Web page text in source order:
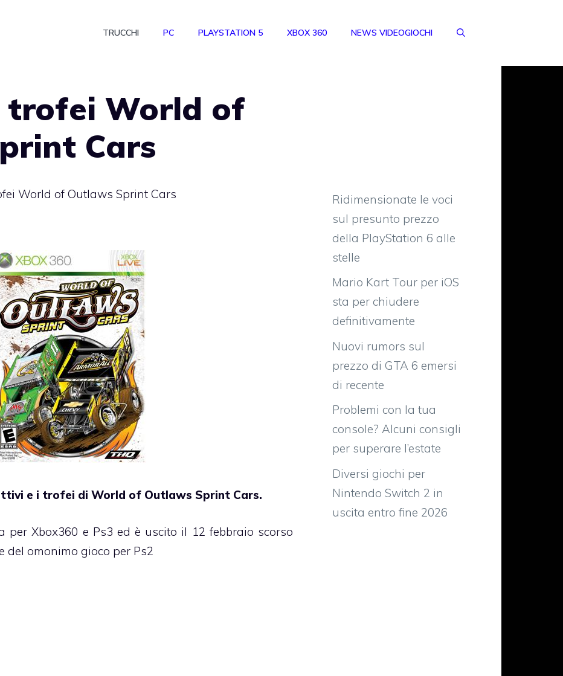
TRUCCHI PC PLAYSTATION 5 XBOX 360 NEWS VIDEOGIOCHI
trofei World of
Cars
World of Outlaws Sprint Cars
e i trofei di World of Outlaws Sprint Cars.
Xbox360 e Ps3 ed è uscito il 12 febbraio scorso
del omonimo gioco per Ps2
Ridimensionate le voci
sul presunto prezzo
della PlayStation 6 alle
stelle
Mario Kart Tour per iOS
sta per chiudere
definitivamente
Nuovi rumors sul
prezzo di GTA 6 emersi
di recente
Problemi con la tua
console? Alcuni consigli
per superare l’estate
Diversi giochi per
Nintendo Switch 2 in
uscita entro fine 2026